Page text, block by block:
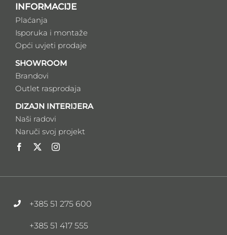
INFORMACIJE
Plaćanja
Isporuka i montaže
Opći uvjeti prodaje
SHOWROOM
Brandovi
Outlet rasprodaja
DIZAJN INTERIJERA
Naši radovi
Naruči svoj projekt
+385 51 275 600
+385 51 417 555